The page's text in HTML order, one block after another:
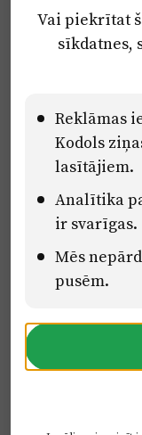
Privātuma politika
Ētikas kodekss
Pārredzamības
Eiropas Savienības
2.2. reformu un
transformācija un
uzņēmumu
“Mācības mediju
zināšanu
Vai piekrītat
sīkdatnes,
Reklāmas
Kodols
lasītājiem.
Analītika
ir svarīgas.
Mēs
pusēm.